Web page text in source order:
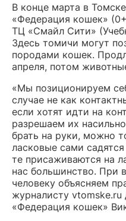
В конце марта в
«Федерация кошек»
ТЦ «Смайл Сити»
Здесь томичи могут
породами кошек.
апреля, потом
«Мы позиционируем
случае не как
если хотят идти на
разрешаем их
брать на руки, можно
ласковые сами
те присаживаются на
нас большинство. При
человеку объясняем
журналисту
«Федерация кошек»